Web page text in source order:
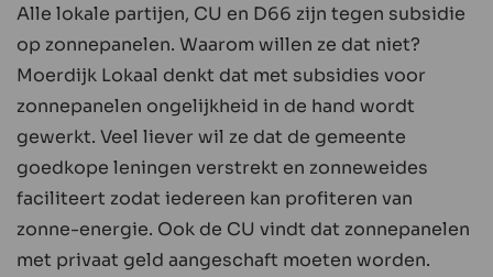
Alle lokale partijen, CU en D66 zijn tegen subsidie
op zonnepanelen. Waarom willen ze dat niet?
Moerdijk Lokaal denkt dat met subsidies voor
zonnepanelen ongelijkheid in de hand wordt
gewerkt. Veel liever wil ze dat de gemeente
goedkope leningen verstrekt en zonneweides
faciliteert zodat iedereen kan profiteren van
zonne-energie. Ook de CU vindt dat zonnepanelen
met privaat geld aangeschaft moeten worden.